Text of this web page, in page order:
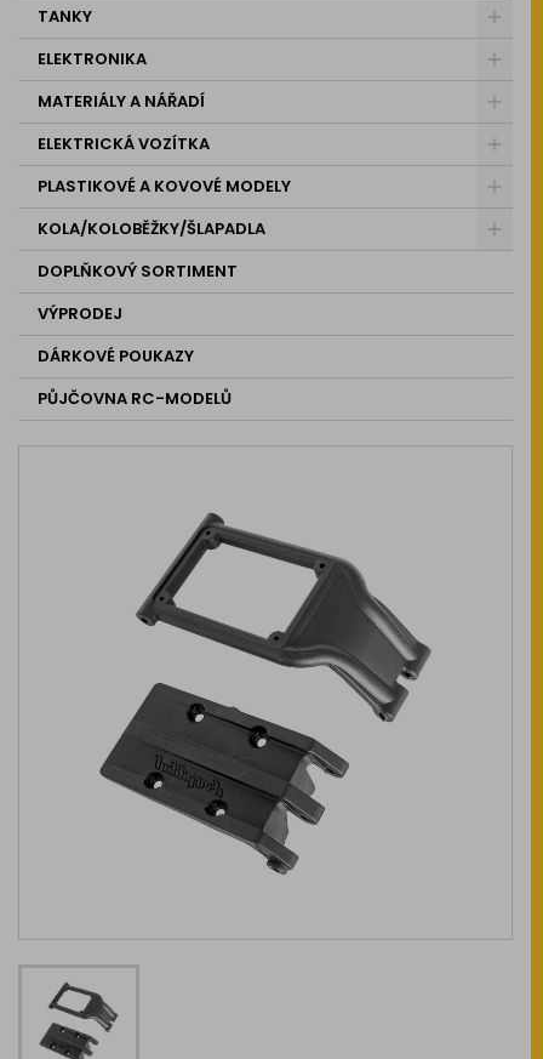
TANKY
ELEKTRONIKA
MATERIÁLY A NÁŘADÍ
ELEKTRICKÁ VOZÍTKA
PLASTIKOVÉ A KOVOVÉ MODELY
KOLA/KOLOBĚŽKY/ŠLAPADLA
DOPLŇKOVÝ SORTIMENT
VÝPRODEJ
DÁRKOVÉ POUKAZY
PŮJČOVNA RC-MODELŮ